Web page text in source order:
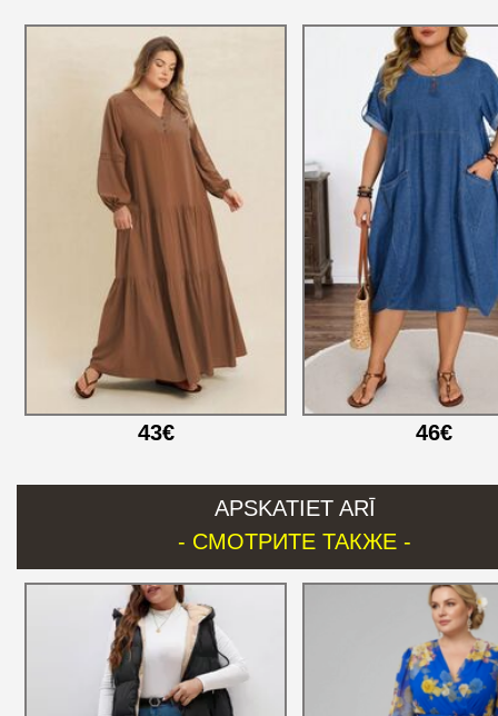
43€ 46€
APSKATIET ARĪ
- СМОТРИТЕ ТАКЖЕ -